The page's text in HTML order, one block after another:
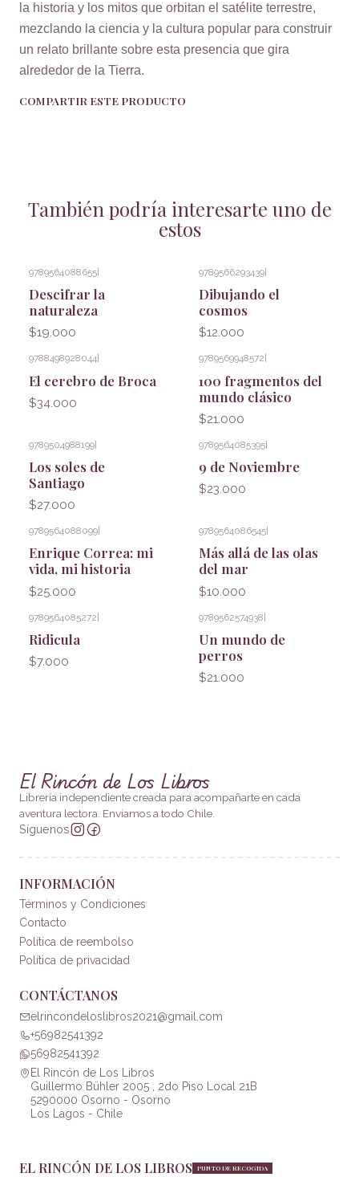
la historia y los mitos que orbitan el satélite terrestre,
mezclando la ciencia y la cultura popular para construir
un relato brillante sobre esta presencia que gira
alrededor de la Tierra.
COMPARTIR ESTE PRODUCTO
También podría interesarte uno de
estos
9789564088655
Descifrar la
naturaleza
$19.000
9789566293439
Dibujando el
cosmos
$12.000
9788498928044
El cerebro de Broca
$34.000
9789569948572
100 fragmentos del
mundo clásico
$21.000
9789504988199|
Los soles de
Santiago
$27.000
9789564085395|
9 de Noviembre
$23.000
9789564088099
Enrique Correa: mi
vida, mi historia
$25.000
9789564086545
Más allá de las olas
del mar
$10.000
9789564085272|
Ridicula
$7.000
9789562574938|
Un mundo de
perros
$21.000
El Rincón de Los Libros
Librería independiente creada para acompañarte en cada
aventura lectora. Enviamos a todo Chile.
Síguenos
INFORMACIÓN
Términos y Condiciones
Contacto
Política de reembolso
Política de privacidad
CONTÁCTANOS
elrincondeloslibros2021@gmail.com
+56982541392
56982541392
El Rincón de Los Libros
Guillermo Bühler 2005 , 2do Piso Local 21B
5290000 Osorno - Osorno
Los Lagos - Chile
EL RINCÓN DE LOS LIBROS PUNTO DE RECOGIDA